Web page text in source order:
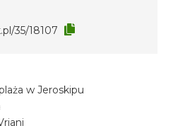
35/18107
w Jeroskipu